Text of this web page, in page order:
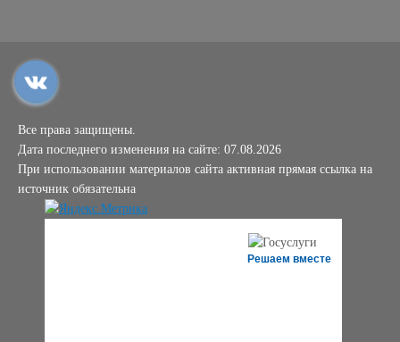
Все права защищены.
Дата последнего изменения на сайте: 07.08.2026
При использовании материалов сайта активная прямая ссылка на
источник обязательна
Решаем вместе